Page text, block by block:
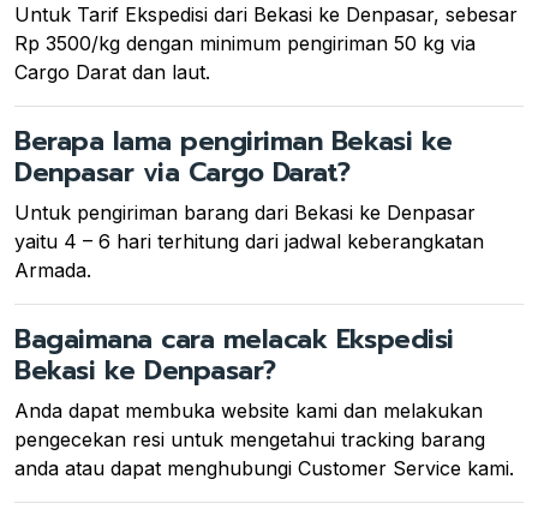
Untuk Tarif Ekspedisi dari Bekasi ke Denpasar, sebesar
Rp 3500/kg dengan minimum pengiriman 50 kg via
Cargo Darat dan laut.
Berapa lama pengiriman Bekasi ke
Denpasar via Cargo Darat?
Untuk pengiriman barang dari Bekasi ke Denpasar
yaitu 4 – 6 hari terhitung dari jadwal keberangkatan
Armada.
Bagaimana cara melacak Ekspedisi
Bekasi ke Denpasar?
Anda dapat membuka website kami dan melakukan
pengecekan resi untuk mengetahui tracking barang
anda atau dapat menghubungi Customer Service kami.